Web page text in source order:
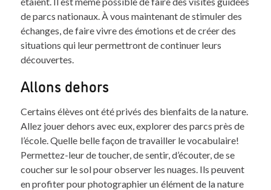
de parcs nationaux. À vous maintenant de stimuler des
échanges, de faire vivre des émotions et de créer des
situations qui leur permettront de continuer leurs
découvertes.
Allons dehors
Certains élèves ont été privés des bienfaits de la nature.
Allez jouer dehors avec eux, explorer des parcs près de
l’école. Quelle belle façon de travailler le vocabulaire!
Permettez-leur de toucher, de sentir, d’écouter, de se
coucher sur le sol pour observer les nuages. Ils peuvent
en profiter pour photographier un élément de la nature